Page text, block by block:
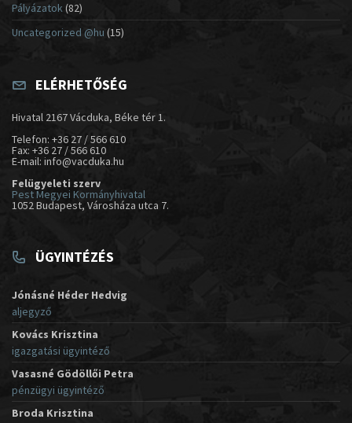
Pályázatok (82)
Uncategorized @hu (15)
ELÉRHETŐSÉG
Hivatal 2167 Vácduka, Béke tér 1.
Telefon: +36 27 / 566 610
Fax: +36 27 / 566 610
E-mail: info@vacduka.hu
Felügyeleti szerv
Pest Megyei Kormányhivatal
1052 Budapest, Városháza utca 7.
ÜGYINTÉZÉS
Jónásné Héder Hedvig
aljegyző
Kovács Krisztina
igazgatási ügyintéző
Vasasné Gödöllői Petra
pénzügyi ügyintéző
Broda Krisztina